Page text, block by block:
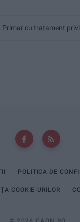
Primar cu tratament
POLITICA DE
COOKIE-URILOR
© 2026 CAON.RO